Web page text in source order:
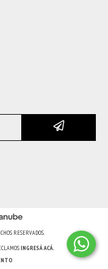
RESERVADOS.
INGRESÁ ACÁ.